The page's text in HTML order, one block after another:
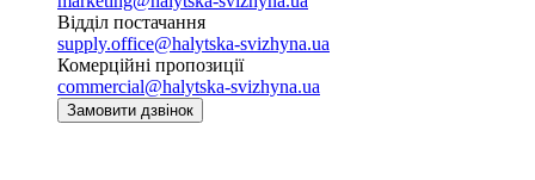
Відділ постачання
supply.office@halytska-svizhyna.ua
Комерційні пропозиції
commercial@halytska-svizhyna.ua
Замовити дзвінок